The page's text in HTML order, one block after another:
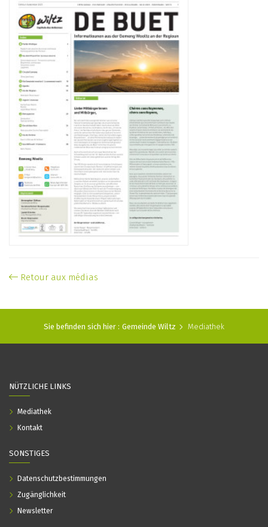
Retour aux médias
Sie befinden sich hier : Gemeinde Wiltz Mediathek
NÜTZLICHE LINKS
Mediathek
Kontakt
SONSTIGES
Datenschutzbestimmungen
Zugänglichkeit
Newsletter